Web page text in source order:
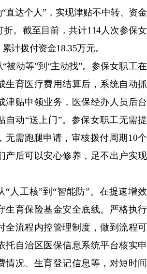
“直达个人”，实现津贴不中转、资金
。截至目前， 共计114人次参保女
计拨付资金18.35万元。
“被动等”到 “主动找”。 参保女职工在
生育医疗费用结算后，系统自动抓
津贴申领业务，医保经办人员后台
自动“送上门”。参保女职工无需提
无需跑腿申请，审核拨付周期10个
产后可以安心修养，足不出户实现
“ 人工核”到 “智能防”。 在提速增效
生育保险基金安全底线。严格执行
全流程内控管理制度，做到流程可
托自治区医保信息系统平台核实申
情况、生育登记信息等，对短时间